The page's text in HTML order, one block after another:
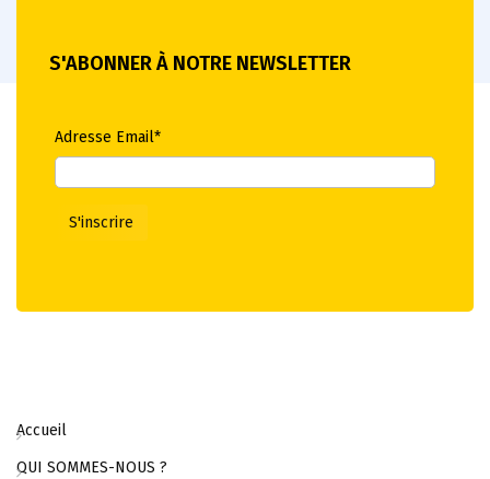
S'ABONNER À NOTRE NEWSLETTER
Adresse Email*
Accueil
QUI SOMMES-NOUS ?